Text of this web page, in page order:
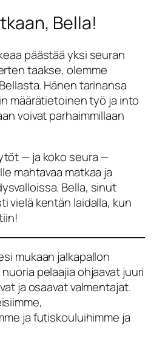
Bella!
päästää yksi seuran
taakse, olemme
Hänen tarinansa
määrätietoinen työ ja into
voivat parhaimmillaan
— ja koko seura —
mahtavaa matkaa ja
Bella, sinut
vielä kentän laidalla, kun
mukaan jalkapallon
pelaajia ohjaavat juuri
ja osaavat valmentajat.
ja futiskouluihimme ja